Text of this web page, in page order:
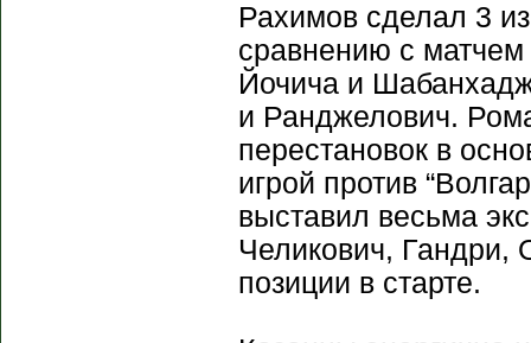
Рахимов сделал 3
сравнению с
Йочича и
и Ранджелович.
перестановок в
игрой против
выставил весьма
Челикович, Гандри,
позиции в старте.